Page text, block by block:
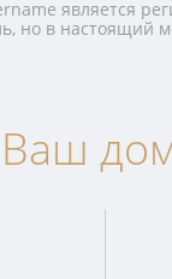
является
но в настоящий
Ваш